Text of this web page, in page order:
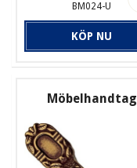
BM024-U
KÖP NU
Möbelhandtag